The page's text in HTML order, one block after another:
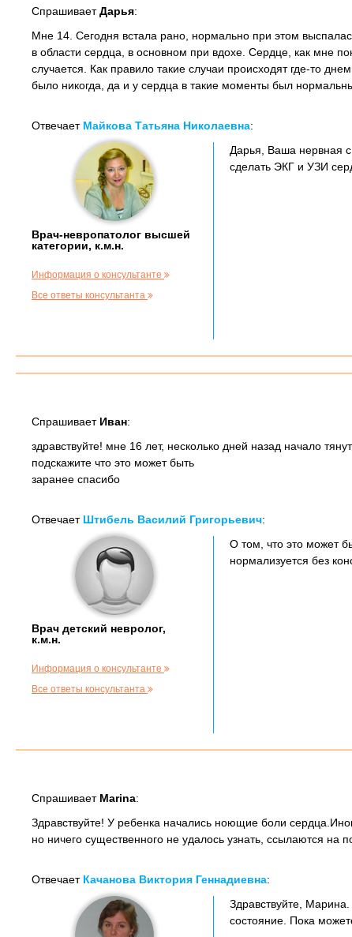
СпрашиваетДарья:
Мне 14. Сегодня встала рано, нормально при этом
в области сердца, в основном при вдохе. Сердце, как мне
случается. Как правило такие случаи происходят где-то
было никогда, да и у сердца в такие моменты был
Отвечает Майкова Татьяна Николаевна:
Врач-невропатолог высшей
категории, к.м.н.
Информация о консультанте
Все ответы консультанта
Дарья, Ваша нервная
сделать ЭКГ и УЗИ
Спрашивает Иван:
здравствуйте! мне 16 лет, несколько дней назад начало
подскажите что это может быть
заранее спасибо
Отвечает Штибель Василий Григорьевич:
Врач детский невролог,
к.м.н.
Информация о консультанте
Все ответы консультанта
О том, что это может
нормализуется без
Спрашивает Marina:
Здравствуйте! У ребенка начались ноющие боли
но ничего существенного не удалось узнать, ссылаются на
Отвечает Качанова Виктория Геннадиевна:
Здравствуйте,
состояние. Пока